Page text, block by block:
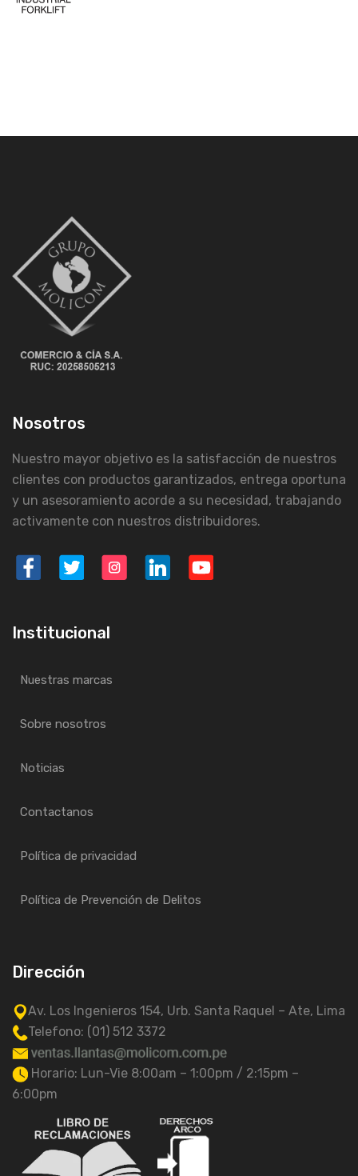
Nosotros
Nuestro mayor objetivo es la satisfacción de nuestros
clientes con productos garantizados, entrega oportuna
y un asesoramiento acorde a su necesidad, trabajando
activamente con nuestros distribuidores.
Institucional
Nuestras marcas
Sobre nosotros
Noticias
Contactanos
Política de privacidad
Política de Prevención de Delitos
Dirección
Av. Los Ingenieros 154, Urb. Santa Raquel – Ate, Lima
Telefono: (01) 512 3372
Horario: Lun-Vie 8:00am – 1:00pm / 2:15pm –
6:00pm